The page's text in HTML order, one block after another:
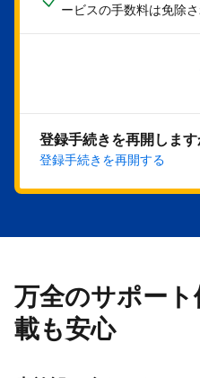
ービスの手数料は免除
今すぐ始
登録手続きを再開します
登録手続きを再開する
万全のサポー
載も安心